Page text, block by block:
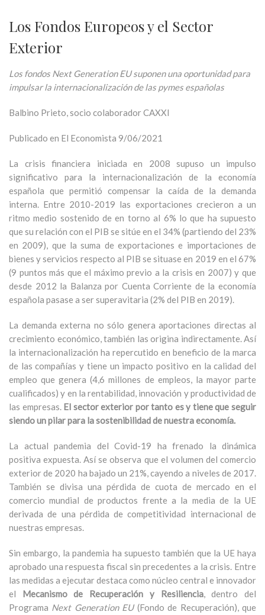
Los Fondos Europeos y el Sector
Exterior
Los fondos Next Generation EU suponen una oportunidad para
impulsar la internacionalización de las pymes españolas
Balbino Prieto, socio colaborador CAXXI
Publicado en El Economista 9/06/2021
La crisis financiera iniciada en 2008 supuso un impulso
significativo para la internacionalización de la economía
española que permitió compensar la caída de la demanda
interna. Entre 2010-2019 las exportaciones crecieron a un
ritmo medio sostenido de en torno al 6% lo que ha supuesto
que su relación con el PIB se sitúe en el 34% (partiendo del 23%
en 2009), que la suma de exportaciones e importaciones de
bienes y servicios respecto al PIB se situase en 2019 en el 67%
(9 puntos más que el máximo previo a la crisis en 2007) y que
desde 2012 la Balanza por Cuenta Corriente de la economía
española pasase a ser superavitaria (2% del PIB en 2019).
La demanda externa no sólo genera aportaciones directas al
crecimiento económico, también las origina indirectamente. Así
la internacionalización ha repercutido en beneficio de la marca
de las compañías y tiene un impacto positivo en la calidad del
empleo que genera (4,6 millones de empleos, la mayor parte
cualificados) y en la rentabilidad, innovación y productividad de
las empresas. El sector exterior por tanto es y tiene que seguir
siendo un pilar para la sostenibilidad de nuestra economía.
La actual pandemia del Covid-19 ha frenado la dinámica
positiva expuesta. Así se observa que el volumen del comercio
exterior de 2020 ha bajado un 21%, cayendo a niveles de 2017.
También se divisa una pérdida de cuota de mercado en el
comercio mundial de productos frente a la media de la UE
derivada de una pérdida de competitividad internacional de
nuestras empresas.
Sin embargo, la pandemia ha supuesto también que la UE haya
aprobado una respuesta fiscal sin precedentes a la crisis. Entre
las medidas a ejecutar destaca como núcleo central e innovador
el Mecanismo de Recuperación y Resiliencia, dentro del
Programa Next Generation EU(Fondo de Recuperación), que